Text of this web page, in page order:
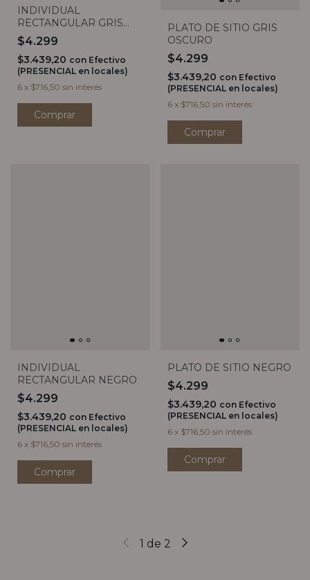
INDIVIDUAL
RECTANGULAR GRIS
OSCURO
$4.299
$3.439,20 con Efectivo
(PRESENCIAL en locales)
6 x $716,50 sin interés
PLATO DE SITIO GRIS
OSCURO
$4.299
$3.439,20 con Efectivo
(PRESENCIAL en locales)
6 x $716,50 sin interés
INDIVIDUAL
RECTANGULAR NEGRO
$4.299
$3.439,20 con Efectivo
(PRESENCIAL en locales)
6 x $716,50 sin interés
PLATO DE SITIO NEGRO
$4.299
$3.439,20 con Efectivo
(PRESENCIAL en locales)
6 x $716,50 sin interés
1 de 2